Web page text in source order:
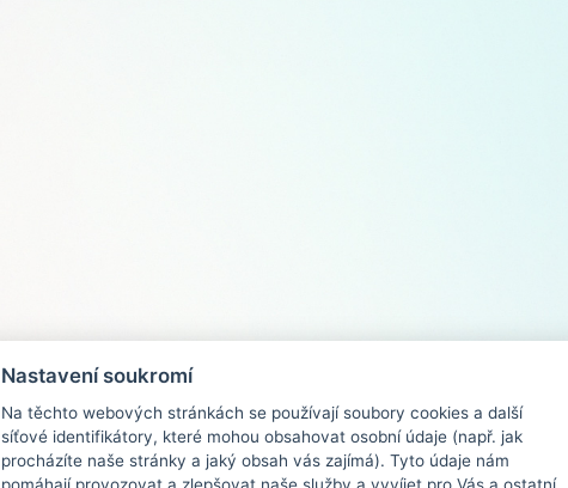
Nastavení soukromí
Na těchto webových stránkách se používají soubory cookies a další
síťové identifikátory, které mohou obsahovat osobní údaje (např. jak
procházíte naše stránky a jaký obsah vás zajímá). Tyto údaje nám